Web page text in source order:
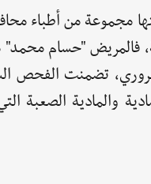
مجموعة من
فالمريض "حسام
تضمنت الفحص
الصعبة التي